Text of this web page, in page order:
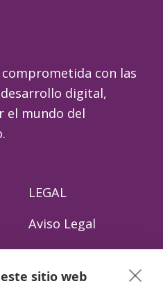
con las
digital,
el mundo del
LEGAL
Aviso Legal
Política de
privacidad
sitio web